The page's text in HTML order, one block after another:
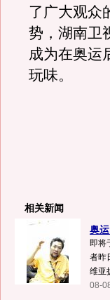
了广大观众
势，湖南卫
成为在奥运
玩味。
相关新闻
奥
即将
者昨
维亚
08-